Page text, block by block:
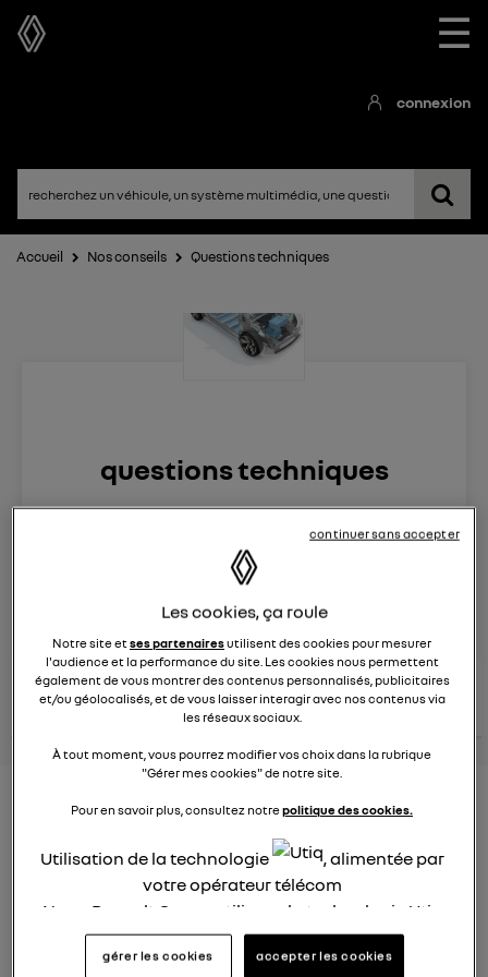
☰
connexion
Accueil Nos conseils Questions techniques
questions techniques
15:22
Véhicules
posez une question
conseils Renault
consultez les
conseils
similaires
voir tous les
conseils
Consommation Hybride
26 janvier 2022 à 12:37
Bonjour,
Les cookies, ça roule
Notre site etses partenairesutilisent des cookies pour mesurer
l'audience et la performance du site. Les cookies nous permettent
également de vous montrer des contenus personnalisés, publicitaires
et/ou géolocalisés, et de vous laisser interagir avec nos contenus via
les réseaux sociaux.
À tout moment, vous pourrez modifier vos choix dans la rubrique
"Gérer mes cookies" de notre site.
Pour en savoir plus, consultez notrepolitique des cookies.
Utilisation de la technologie
, alimentée par
votre opérateur télécom
Nous, Renault Group, utilisons la technologie Utiq
pour nos activités digitales (telles que décrites
dans cette notice de consentement) et liées à
gérer les cookies accepter les cookies
continuer sans accepter